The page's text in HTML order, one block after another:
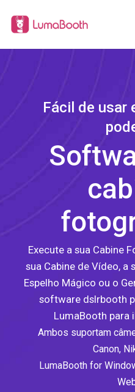
Fácil de usar
Execute a sua Cabine
sua Cabine de Vídeo, a
Espelho Mágico ou o
software dslrbooth
LumaBooth para
Ambos suportam
Canon,
LumaBooth for